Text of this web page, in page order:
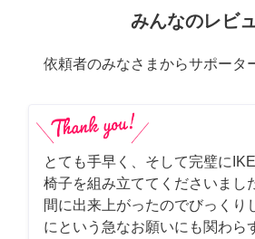
みんなのレビ
依頼者のみなさまからサポータ
とても手早く、そして完璧に
椅子を組み立ててくださいまし
間に出来上がったのでびっくり
にという急なお願いにも関わら